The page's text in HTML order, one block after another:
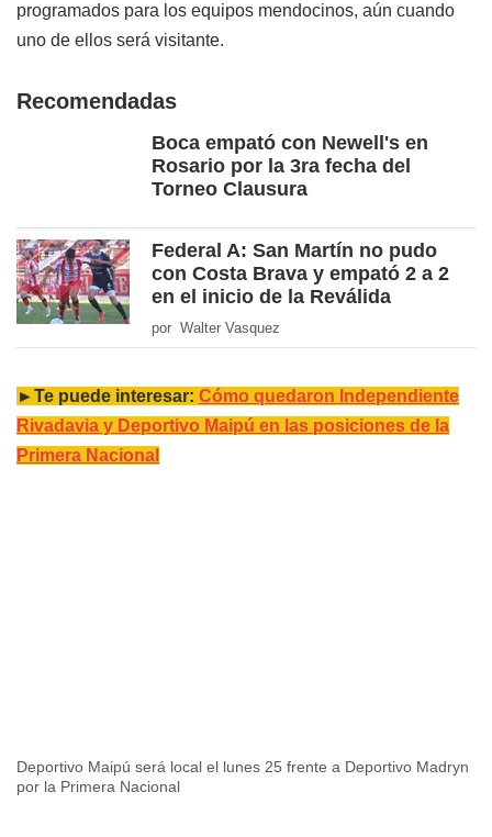
programados para los equipos mendocinos, aún cuando
uno de ellos será visitante.
Recomendadas
Boca empató con Newell's en
Rosario por la 3ra fecha del
Torneo Clausura
Federal A: San Martín no pudo
con Costa Brava y empató 2 a 2
en el inicio de la Reválida
por Walter Vasquez
►Te puede interesar: Cómo quedaron Independiente
Rivadavia y Deportivo Maipú en las posiciones de la
Primera Nacional
Deportivo Maipú será local el lunes 25 frente a Deportivo Madryn
por la Primera Nacional